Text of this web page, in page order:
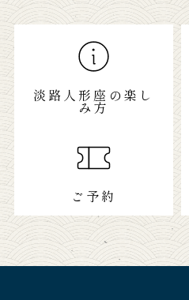
淡路人形座の楽し
み方
ご予約